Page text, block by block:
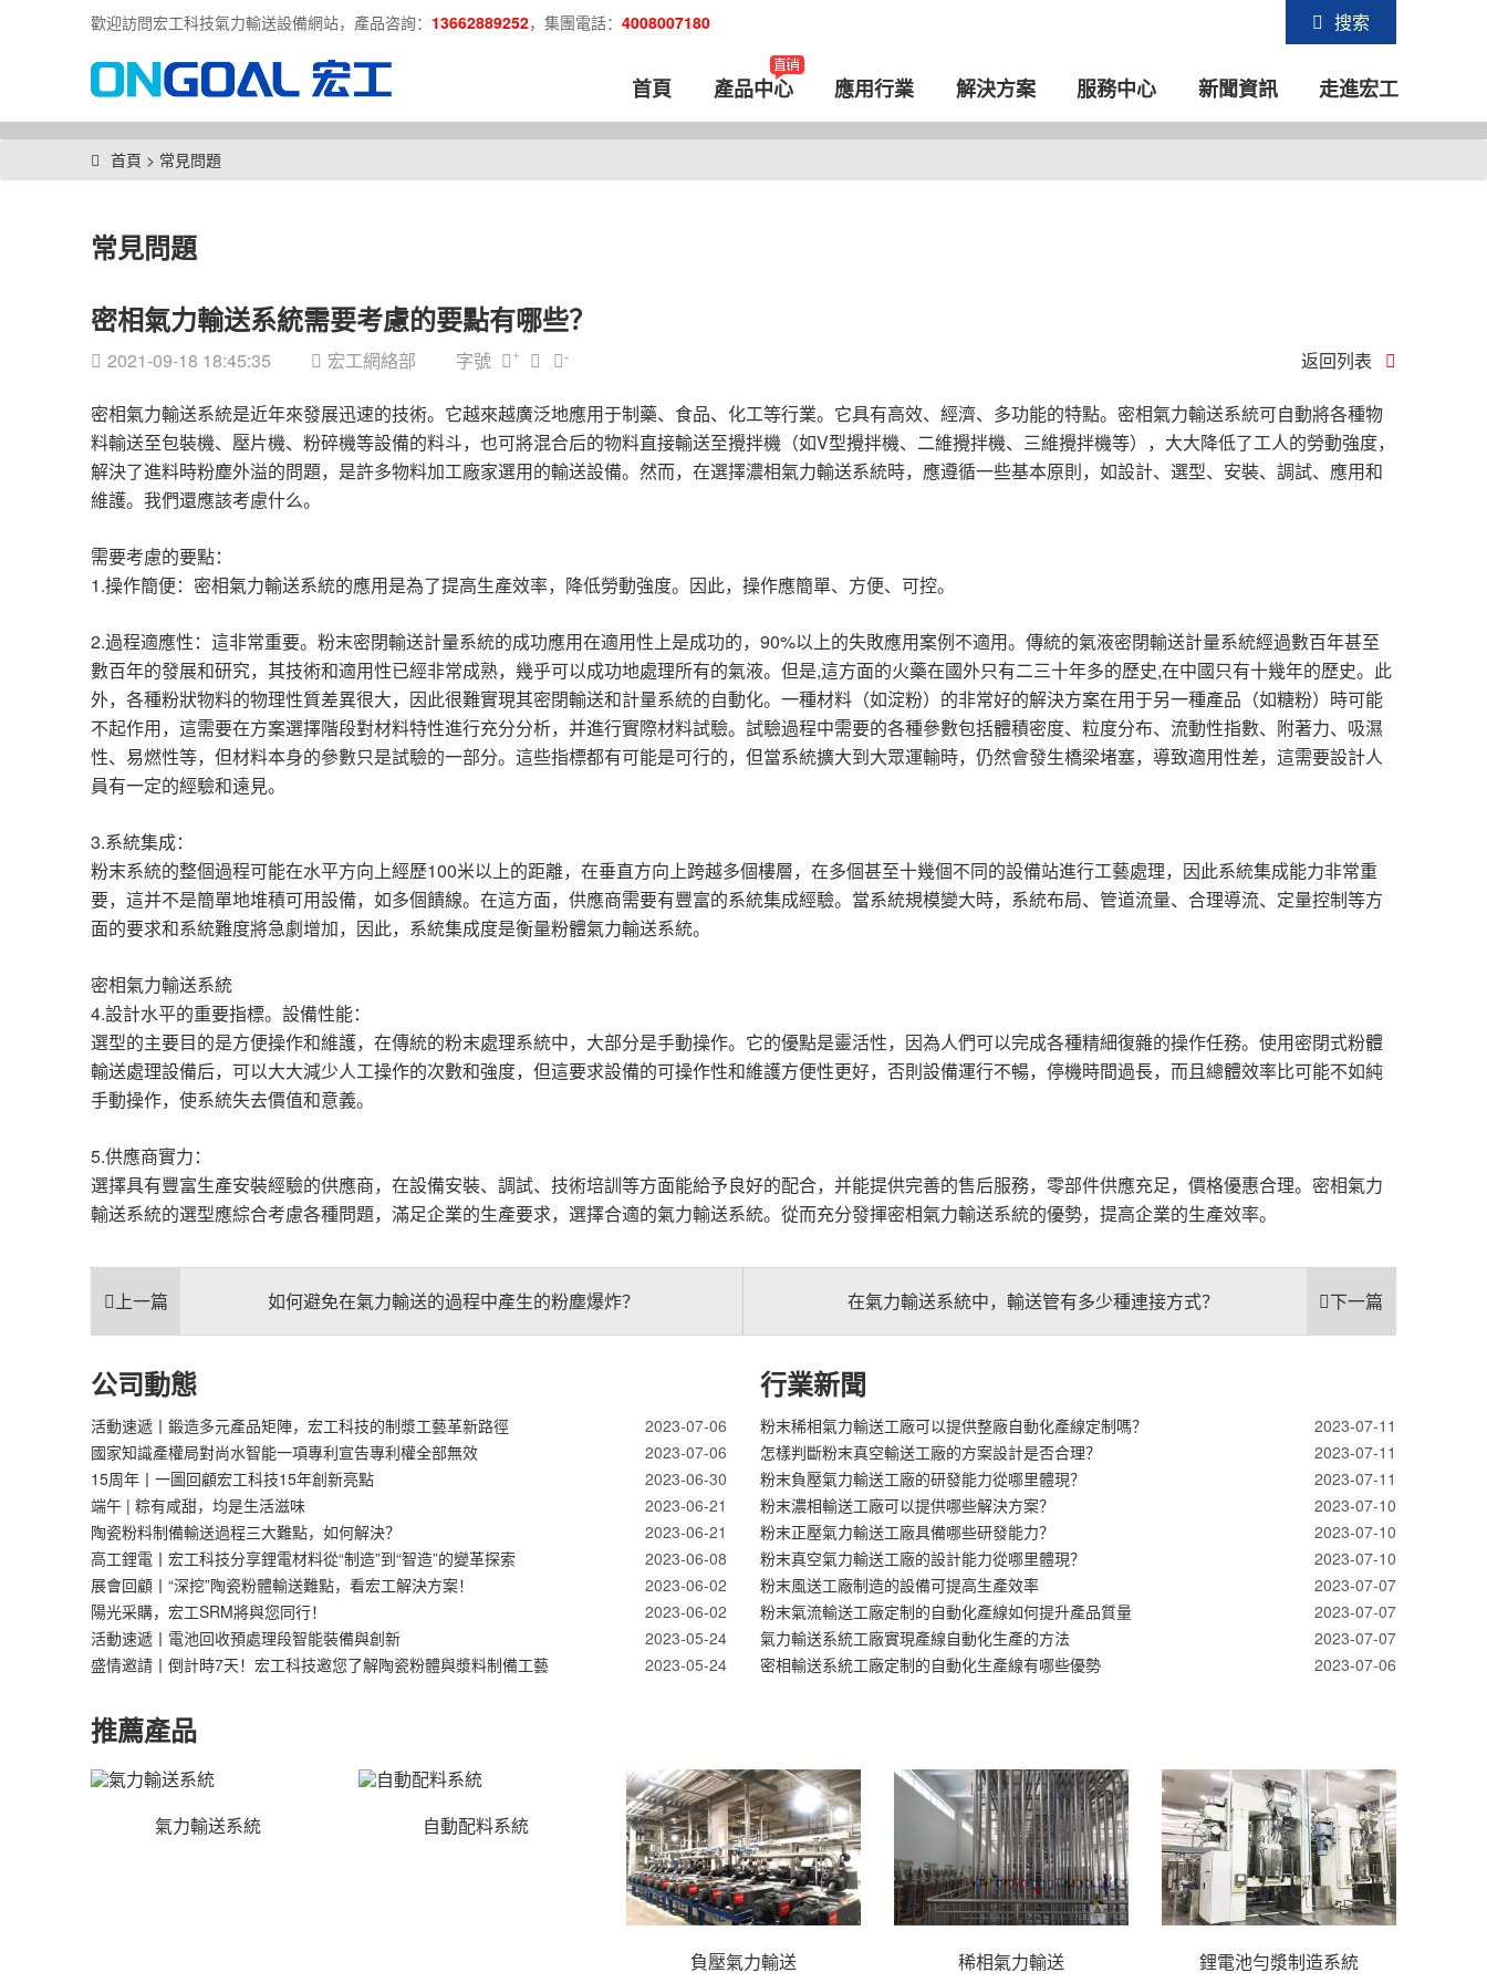
歡迎訪問宏工科技氣力輸送設備網站，產品咨詢： 13662889252，集團電話： 4008007180 搜索
首頁 產品中心 應用行業 解決方案 服務中心 新聞資訊 走進宏工
首頁 > 常見問題
常見問題
密相氣力輸送系統需要考慮的要點有哪些？
2021-09-18 18:45:35 宏工網絡部 字號 + - 返回列表
密相氣力輸送系統是近年來發展迅速的技術。它越來越廣泛地應用于制藥、食品、化工等行業。它具有高效、經濟、多功能的特點。密相氣力輸送系統可自動將各種物
料輸送至包裝機、壓片機、粉碎機等設備的料斗，也可將混合后的物料直接輸送至攪拌機（如V型攪拌機、二維攪拌機、三維攪拌機等），大大降低了工人的勞動強度，
解決了進料時粉塵外溢的問題，是許多物料加工廠家選用的輸送設備。然而，在選擇濃相氣力輸送系統時，應遵循一些基本原則，如設計、選型、安裝、調試、應用和
維護。我們還應該考慮什么。
需要考慮的要點：
1.操作簡便：密相氣力輸送系統的應用是為了提高生產效率，降低勞動強度。因此，操作應簡單、方便、可控。
2.過程適應性：這非常重要。粉末密閉輸送計量系統的成功應用在適用性上是成功的， 90%以上的失敗應用案例不適用。傳統的氣液密閉輸送計量系統經過數百年甚至
數百年的發展和研究，其技術和適用性已經非常成熟，幾乎可以成功地處理所有的氣液。但是,這方面的火藥在國外只有二三十年多的歷史,在中國只有十幾年的歷史。此
外，各種粉狀物料的物理性質差異很大，因此很難實現其密閉輸送和計量系統的自動化。一種材料（如淀粉）的非常好的解決方案在用于另一種產品（如糖粉）時可能
不起作用，這需要在方案選擇階段對材料特性進行充分分析，并進行實際材料試驗。試驗過程中需要的各種參數包括體積密度、粒度分布、流動性指數、附著力、吸濕
性、易燃性等，但材料本身的參數只是試驗的一部分。這些指標都有可能是可行的，但當系統擴大到大眾運輸時，仍然會發生橋梁堵塞，導致適用性差，這需要設計人
員有一定的經驗和遠見。
3.系統集成：
粉末系統的整個過程可能在水平方向上經歷100米以上的距離，在垂直方向上跨越多個樓層，在多個甚至十幾個不同的設備站進行工藝處理，因此系統集成能力非常重
要，這并不是簡單地堆積可用設備，如多個饋線。在這方面，供應商需要有豐富的系統集成經驗。當系統規模變大時，系統布局、管道流量、合理導流、定量控制等方
面的要求和系統難度將急劇增加，因此，系統集成度是衡量粉體氣力輸送系統。
密相氣力輸送系統
4.設計水平的重要指標。設備性能：
選型的主要目的是方便操作和維護，在傳統的粉末處理系統中，大部分是手動操作。它的優點是靈活性，因為人們可以完成各種精細復雜的操作任務。使用密閉式粉體
輸送處理設備后，可以大大減少人工操作的次數和強度，但這要求設備的可操作性和維護方便性更好，否則設備運行不暢，停機時間過長，而且總體效率比可能不如純
手動操作，使系統失去價值和意義。
5.供應商實力：
選擇具有豐富生產安裝經驗的供應商，在設備安裝、調試、技術培訓等方面能給予良好的配合，并能提供完善的售后服務，零部件供應充足，價格優惠合理。密相氣力
輸送系統的選型應綜合考慮各種問題，滿足企業的生產要求，選擇合適的氣力輸送系統。從而充分發揮密相氣力輸送系統的優勢，提高企業的生產效率。
上一篇 如何避免在氣力輸送的過程中產生的粉塵爆炸？ 下一篇
在氣力輸送系統中，輸送管有多少種連接方式？
公司動態
2023-07-06
活動速遞丨鍛造多元產品矩陣，宏工科技的制漿工藝革新路徑
2023-07-06
國家知識產權局對尚水智能一項專利宣告專利權全部無效
2023-06-30
15周年丨一圖回顧宏工科技15年創新亮點
2023-06-21
端午 | 粽有咸甜，均是生活滋味
2023-06-21
陶瓷粉料制備輸送過程三大難點，如何解決？
2023-06-08
高工鋰電丨宏工科技分享鋰電材料從“制造”到“智造”的變革探索
2023-06-02
展會回顧丨“深挖”陶瓷粉體輸送難點，看宏工解決方案！
2023-06-02
陽光采購，宏工SRM將與您同行！
2023-05-24
活動速遞丨電池回收預處理段智能裝備與創新
2023-05-24
盛情邀請丨倒計時7天！宏工科技邀您了解陶瓷粉體與漿料制備工藝
行業新聞
2023-07-11
粉末稀相氣力輸送工廠可以提供整廠自動化產線定制嗎？
2023-07-11
怎樣判斷粉末真空輸送工廠的方案設計是否合理？
2023-07-11
粉末負壓氣力輸送工廠的研發能力從哪里體現？
2023-07-10
粉末濃相輸送工廠可以提供哪些解決方案？
2023-07-10
粉末正壓氣力輸送工廠具備哪些研發能力？
2023-07-10
粉末真空氣力輸送工廠的設計能力從哪里體現？
2023-07-07
粉末風送工廠制造的設備可提高生產效率
2023-07-07
粉末氣流輸送工廠定制的自動化產線如何提升產品質量
2023-07-07
氣力輸送系統工廠實現產線自動化生產的方法
2023-07-06
密相輸送系統工廠定制的自動化生產線有哪些優勢
推薦產品
氣力輸送系統 自動配料系統
負壓氣力輸送 稀相氣力輸送 鋰電池勻漿制造系統